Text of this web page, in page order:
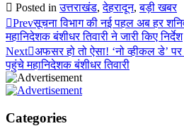
Share
Posted inउत्तराखंड,देहरादून,बड़ी खबर
Prevसूचना विभाग की नई पहल अब हर
महानिदेशक बंशीधर तिवारी ने जारी किए निर्देश
Next अफसर हो तो ऐसा! ‘नो व्हीकल डे’
पहुंचे महानिदेशक बंशीधर तिवारी
Categories